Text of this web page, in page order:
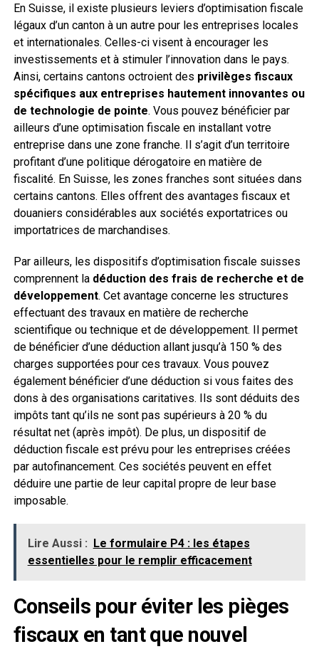
En Suisse, il existe plusieurs leviers d’optimisation fiscale
légaux d’un canton à un autre pour les entreprises locales
et internationales. Celles-ci visent à encourager les
investissements et à stimuler l’innovation dans le pays.
Ainsi, certains cantons octroient des privilèges fiscaux
spécifiques aux entreprises hautement innovantes ou
de technologie de pointe. Vous pouvez bénéficier par
ailleurs d’une optimisation fiscale en installant votre
entreprise dans une zone franche. Il s’agit d’un territoire
profitant d’une politique dérogatoire en matière de
fiscalité. En Suisse, les zones franches sont situées dans
certains cantons. Elles offrent des avantages fiscaux et
douaniers considérables aux sociétés exportatrices ou
importatrices de marchandises.
Par ailleurs, les dispositifs d’optimisation fiscale suisses
comprennent la déduction des frais de recherche et de
développement. Cet avantage concerne les structures
effectuant des travaux en matière de recherche
scientifique ou technique et de développement. Il permet
de bénéficier d’une déduction allant jusqu’à 150 % des
charges supportées pour ces travaux. Vous pouvez
également bénéficier d’une déduction si vous faites des
dons à des organisations caritatives. Ils sont déduits des
impôts tant qu’ils ne sont pas supérieurs à 20 % du
résultat net (après impôt). De plus, un dispositif de
déduction fiscale est prévu pour les entreprises créées
par autofinancement. Ces sociétés peuvent en effet
déduire une partie de leur capital propre de leur base
imposable.
Lire Aussi : Le formulaire P4 : les étapes
essentielles pour le remplir efficacement
Conseils pour éviter les pièges
fiscaux en tant que nouvel